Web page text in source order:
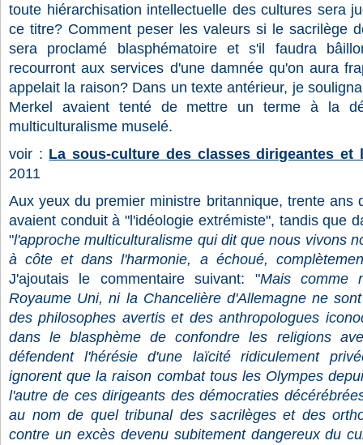
toute hiérarchisation intellectuelle des cultures sera
ce titre? Comment peser les valeurs si le sacrilège
sera proclamé blasphématoire et s'il faudra
recourront aux services d'une damnée qu'on aura
appelait la raison? Dans un texte antérieur, je
Merkel avaient tenté de mettre un terme à la
multiculturalisme muselé.
voir : La sous-culture des classes dirigeantes et
2011
Aux yeux du premier ministre britannique, trente ans
avaient conduit à "l'idéologie extrémiste", tandis que
"l'approche multiculturalisme qui dit que nous vivons
à côte et dans l'harmonie, a échoué,
J'ajoutais le commentaire suivant:
"Mais comme
Royaume Uni, ni la Chancelière d'Allemagne ne
des philosophes avertis et des anthropologues
dans le blasphème de confondre les religions
défendent l'hérésie d'une laïcité ridiculement
ignorent que la raison combat tous les Olympes
l'autre de ces dirigeants des démocraties
au nom de quel tribunal des sacrilèges et des
contre un excès devenu subitement dangereux du